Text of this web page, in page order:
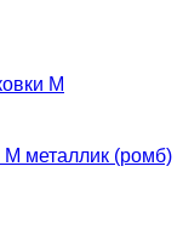
М металлик (ромб)